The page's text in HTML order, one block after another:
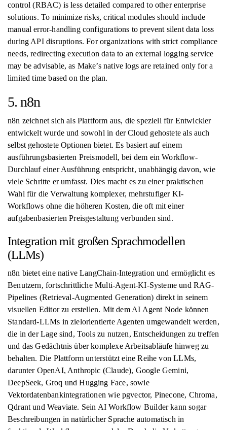
control (RBAC) is less detailed compared to other enterprise
solutions. To minimize risks, critical modules should include
manual error-handling configurations to prevent silent data loss
during API disruptions. For organizations with strict compliance
needs, redirecting execution data to an external logging service
may be advisable, as Make’s native logs are retained only for a
limited time based on the plan.
5. n8n
n8n zeichnet sich als Plattform aus, die speziell für Entwickler
entwickelt wurde und sowohl in der Cloud gehostete als auch
selbst gehostete Optionen bietet. Es basiert auf einem
ausführungsbasierten Preismodell, bei dem ein Workflow-
Durchlauf einer Ausführung entspricht, unabhängig davon, wie
viele Schritte er umfasst. Dies macht es zu einer praktischen
Wahl für die Verwaltung komplexer, mehrstufiger KI-
Workflows ohne die höheren Kosten, die oft mit einer
aufgabenbasierten Preisgestaltung verbunden sind.
Integration mit großen Sprachmodellen
(LLMs)
n8n bietet eine native LangChain-Integration und ermöglicht es
Benutzern, fortschrittliche Multi-Agent-KI-Systeme und RAG-
Pipelines (Retrieval-Augmented Generation) direkt in seinem
visuellen Editor zu erstellen. Mit dem AI Agent Node können
Standard-LLMs in zielorientierte Agenten umgewandelt werden,
die in der Lage sind, Tools zu nutzen, Entscheidungen zu treffen
und das Gedächtnis über komplexe Arbeitsabläufe hinweg zu
behalten. Die Plattform unterstützt eine Reihe von LLMs,
darunter OpenAI, Anthropic (Claude), Google Gemini,
DeepSeek, Groq und Hugging Face, sowie
Vektordatenbankintegrationen wie pgvector, Pinecone, Chroma,
Qdrant und Weaviate. Sein AI Workflow Builder kann sogar
Beschreibungen in natürlicher Sprache automatisch in